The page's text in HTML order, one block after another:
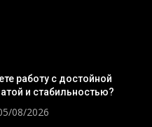
работу с достойной
и стабильностью?
08/2026